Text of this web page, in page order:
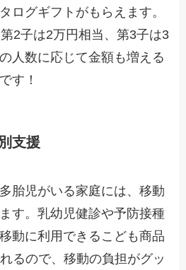
ログギフトがもらえます。
2子は2万円相当、第3子は3
人数に応じて金額も増える
す！
支援
胎児がいる家庭には、移動
す。乳幼児健診や予防接種
動に利用できるこども商品
るので、移動の負担がグッ